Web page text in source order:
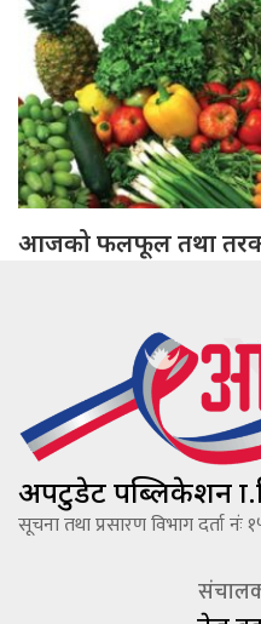
आजको फलफूल तथा
अपटुडेट पब्लिकेशन
सूचना तथा प्रसारण विभाग दर्ता